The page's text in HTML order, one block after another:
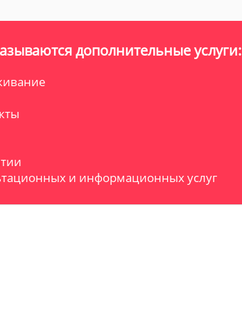
дополнительные услуги:
и информационных услуг